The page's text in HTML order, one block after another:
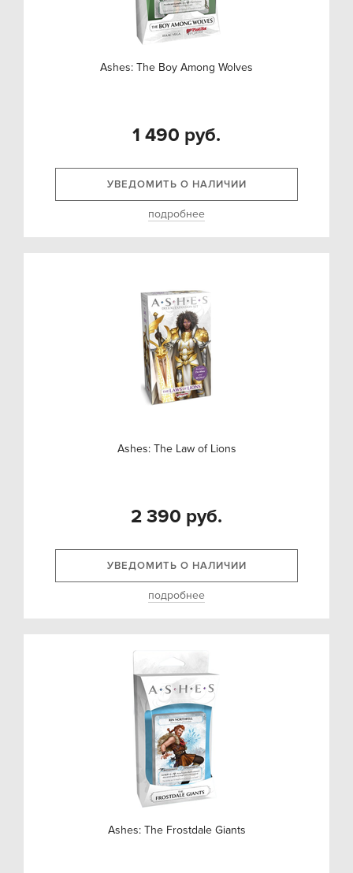
Ashes: The Boy Among Wolves
1 490 руб.
УВЕДОМИТЬ О НАЛИЧИИ
подробнее
Ashes: The Law of Lions
2 390 руб.
УВЕДОМИТЬ О НАЛИЧИИ
подробнее
Ashes: The Frostdale Giants